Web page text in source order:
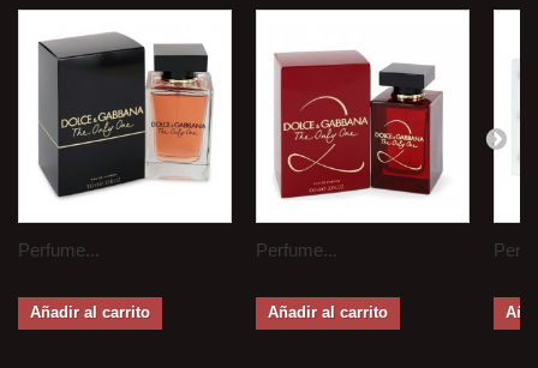
Perfume...
Añadir al carrito
Perfume...
Añadir al carrito